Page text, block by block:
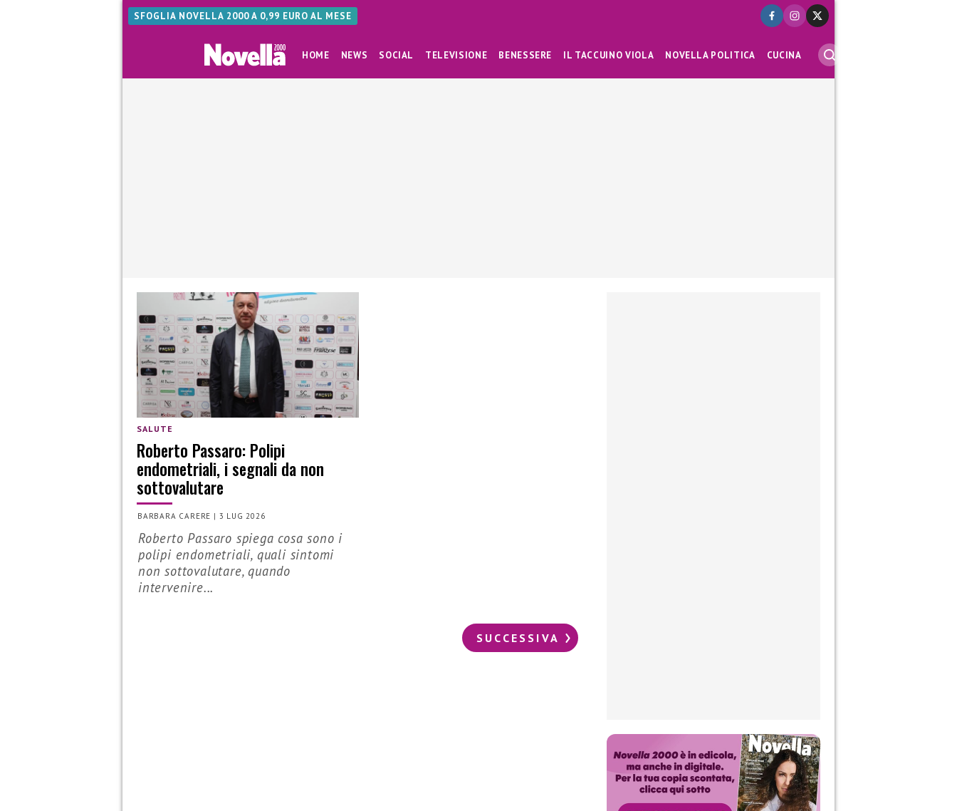
SFOGLIA NOVELLA 2000 A 0,99 EURO AL MESE
HOME NEWS SOCIAL TELEVISIONE BENESSERE IL TACCUINO VIOLA NOVELLA POLITICA CUCINA
SALUTE
Roberto Passaro: Polipi
endometriali, i segnali da non
sottovalutare
BARBARA CARERE | 3 LUG 2026
Roberto Passaro spiega cosa sono i
polipi endometriali, quali sintomi
non sottovalutare, quando
intervenire...
SUCCESSIVA